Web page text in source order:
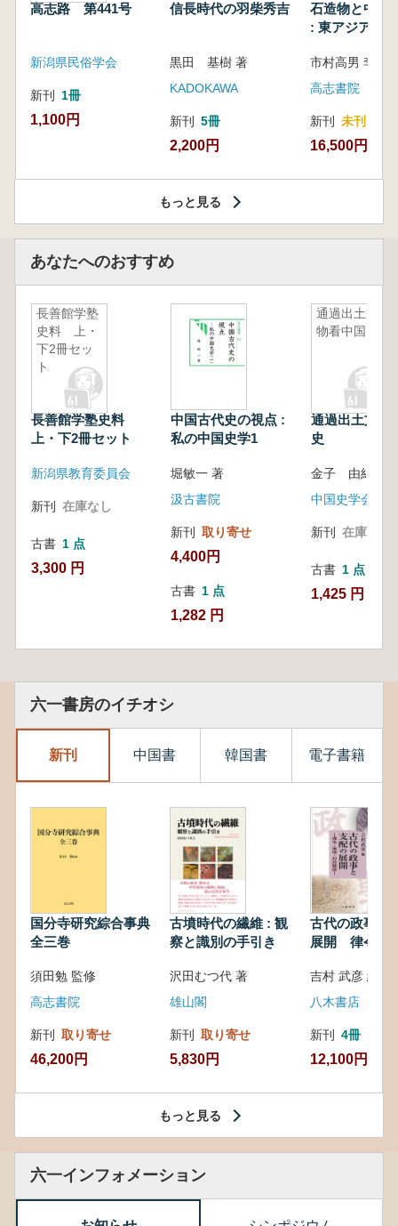
高志路 第441号
新潟県民俗学会
新刊 1冊
1,100円
信長時代の羽柴秀吉
黒田 基樹 著
KADOKAWA
新刊 5冊
2,200円
石造物と中世
: 東アジアと
高志書院
新刊 未刊
16,500円
もっと見る
あなたへのおすすめ
長善館学塾
史料 上・
下2冊セッ
ト
長善館学塾史料
上・下2冊セット
新潟県教育委員会
新刊 在庫なし
古書 1 点
3,300 円
中国古代史の視点 :
私の中国史学1
堀敏一 著
汲古書院
新刊 取り寄せ
4,400円
古書 1 点
1,282 円
通過出土文
物看中国史
通過出土文物
史
金子 由紀 他
中国史学会
新刊 在庫なし
古書 1 点
1,425 円
六一書房のイチオシ
新刊 中国書 韓国書 電子書籍
国分寺研究綜合事典
全三巻
須田勉 監修
高志書院
新刊 取り寄せ
46,200円
古墳時代の繊維 : 観
察と識別の手引き
沢田むつ代 著
雄山閣
新刊 取り寄せ
5,830円
古代の政事と
展開 律令・
吉村 武彦 編集
八木書店
新刊 4冊
12,100円
もっと見る
六一インフォメーション